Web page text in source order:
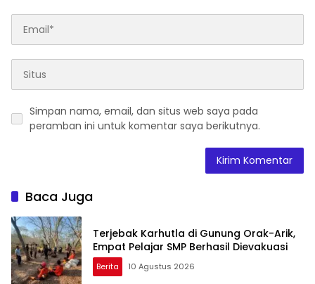
Simpan nama, email, dan situs web saya pada
peramban ini untuk komentar saya berikutnya.
Baca Juga
Terjebak Karhutla di Gunung Orak-Arik,
Empat Pelajar SMP Berhasil Dievakuasi
Berita 10 Agustus 2026